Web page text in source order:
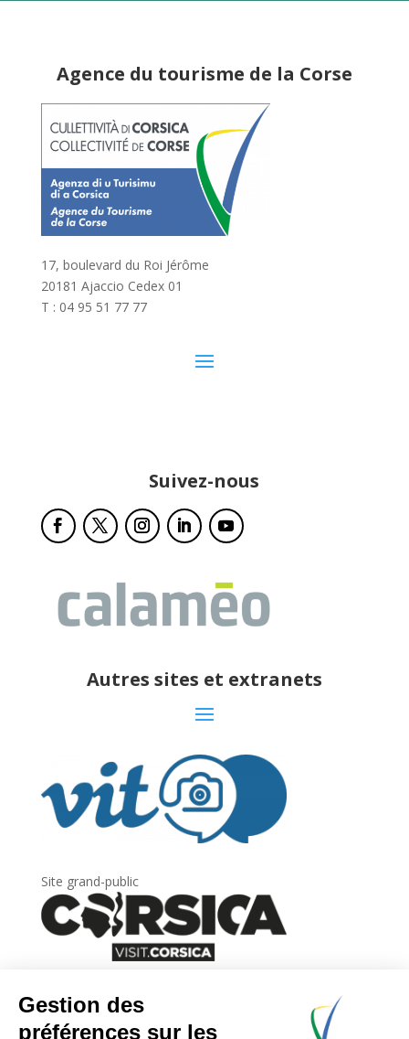
Agence du tourisme de la Corse
17, boulevard du Roi Jérôme
20181 Ajaccio Cedex 01
T : 04 95 51 77 77
Suivez-nous
Autres sites et extranets
Site grand-public
Newsletter